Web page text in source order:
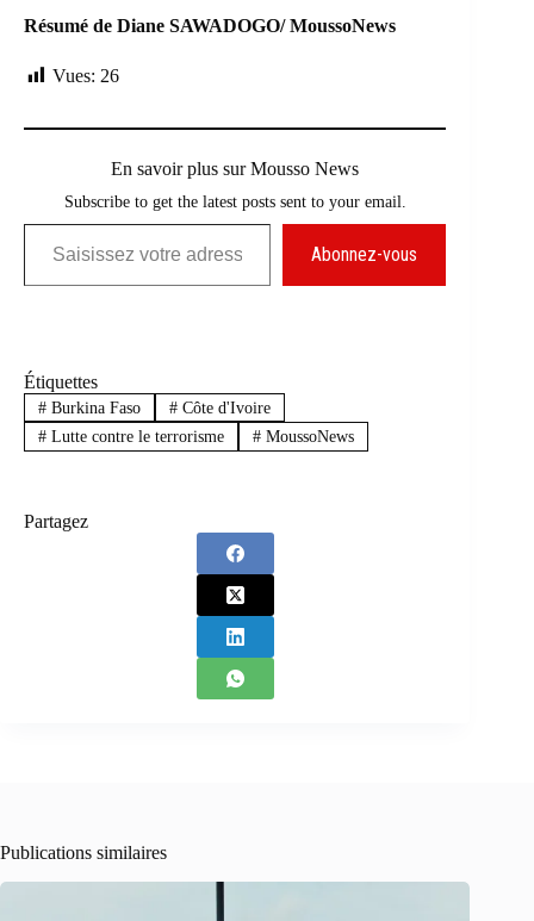
Résumé de Diane SAWADOGO/ MoussoNews
Vues: 26
En savoir plus sur Mousso News
Subscribe to get the latest posts sent to your email.
Saisissez votre adresse e-mail…
Abonnez-vous
Étiquettes
#Burkina Faso #Côte d'Ivoire
#Lutte contre le terrorisme #MoussoNews
Partagez
Publications similaires